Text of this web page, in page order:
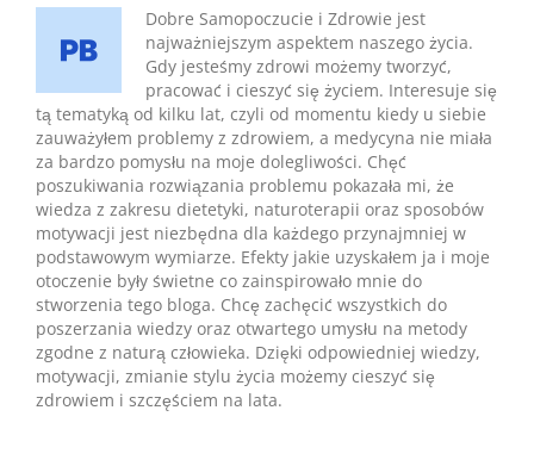
Dobre Samopoczucie i Zdrowie jest
najważniejszym aspektem naszego życia.
Gdy jesteśmy zdrowi możemy tworzyć,
pracować i cieszyć się życiem. Interesuje się
tą tematyką od kilku lat, czyli od momentu kiedy u siebie
zauważyłem problemy z zdrowiem, a medycyna nie miała
za bardzo pomysłu na moje dolegliwości. Chęć
poszukiwania rozwiązania problemu pokazała mi, że
wiedza z zakresu dietetyki, naturoterapii oraz sposobów
motywacji jest niezbędna dla każdego przynajmniej w
podstawowym wymiarze. Efekty jakie uzyskałem ja i moje
otoczenie były świetne co zainspirowało mnie do
stworzenia tego bloga. Chcę zachęcić wszystkich do
poszerzania wiedzy oraz otwartego umysłu na metody
zgodne z naturą człowieka. Dzięki odpowiedniej wiedzy,
motywacji, zmianie stylu życia możemy cieszyć się
zdrowiem i szczęściem na lata.